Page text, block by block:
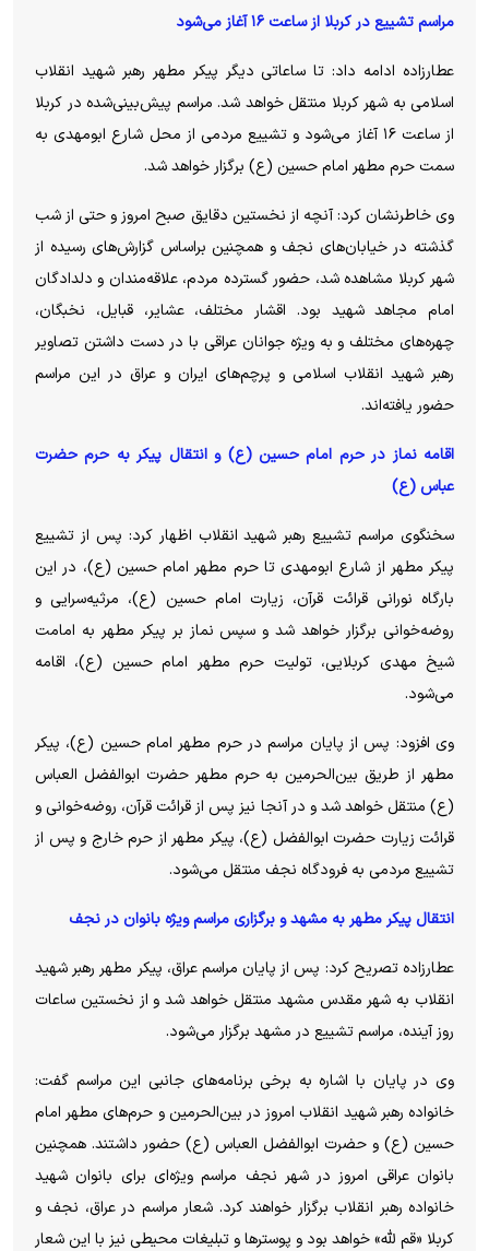
مراسم تشییع در کربلا از ساعت ۱۶ آغاز می‌شود
عطارزاده ادامه داد: تا ساعاتی دیگر پیکر مطهر رهبر شهید انقلاب
اسلامی به شهر کربلا منتقل خواهد شد. مراسم پیش‌بینی‌شده در کربلا
از ساعت ۱۶ آغاز می‌شود و تشییع مردمی از محل شارع ابومهدی به
سمت حرم مطهر امام حسین (ع) برگزار خواهد شد.
وی خاطرنشان کرد: آنچه از نخستین دقایق صبح امروز و حتی از شب
گذشته در خیابان‌های نجف و همچنین براساس گزارش‌های رسیده از
شهر کربلا مشاهده شد، حضور گسترده مردم، علاقه‌مندان و دلدادگان
امام مجاهد شهید بود. اقشار مختلف، عشایر، قبایل، نخبگان،
چهره‌های مختلف و به ویژه جوانان عراقی با در دست داشتن تصاویر
رهبر شهید انقلاب اسلامی و پرچم‌های ایران و عراق در این مراسم
حضور یافته‌اند.
اقامه نماز در حرم امام حسین (ع) و انتقال پیکر به حرم حضرت
عباس (ع)
سخنگوی مراسم تشییع رهبر شهید انقلاب اظهار کرد: پس از تشییع
پیکر مطهر از شارع ابومهدی تا حرم مطهر امام حسین (ع)، در این
بارگاه نورانی قرائت قرآن، زیارت امام حسین (ع)، مرثیه‌سرایی و
روضه‌خوانی برگزار خواهد شد و سپس نماز بر پیکر مطهر به امامت
شیخ مهدی کربلایی، تولیت حرم مطهر امام حسین (ع)، اقامه
می‌شود.
وی افزود: پس از پایان مراسم در حرم مطهر امام حسین (ع)، پیکر
مطهر از طریق بین‌الحرمین به حرم مطهر حضرت ابوالفضل العباس
(ع) منتقل خواهد شد و در آنجا نیز پس از قرائت قرآن، روضه‌خوانی و
قرائت زیارت حضرت ابوالفضل (ع)، پیکر مطهر از حرم خارج و پس از
تشییع مردمی به فرودگاه نجف منتقل می‌شود.
انتقال پیکر مطهر به مشهد و برگزاری مراسم ویژه بانوان در نجف
عطارزاده تصریح کرد: پس از پایان مراسم عراق، پیکر مطهر رهبر شهید
انقلاب به شهر مقدس مشهد منتقل خواهد شد و از نخستین ساعات
روز آینده، مراسم تشییع در مشهد برگزار می‌شود.
وی در پایان با اشاره به برخی برنامه‌های جانبی این مراسم گفت:
خانواده رهبر شهید انقلاب امروز در بین‌الحرمین و حرم‌های مطهر امام
حسین (ع) و حضرت ابوالفضل العباس (ع) حضور داشتند. همچنین
بانوان عراقی امروز در شهر نجف مراسم ویژه‌ای برای بانوان شهید
خانواده رهبر انقلاب برگزار خواهند کرد. شعار مراسم در عراق، نجف و
کربلا «قم لله» خواهد بود و پوستر‌ها و تبلیغات محیطی نیز با این شعار